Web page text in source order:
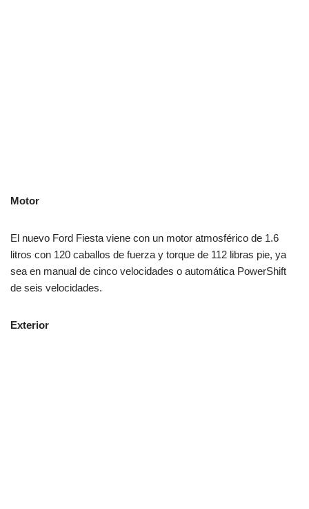
Motor
El nuevo Ford Fiesta viene con un motor atmosférico de 1.6
litros con 120 caballos de fuerza y torque de 112 libras pie, ya
sea en manual de cinco velocidades o automática PowerShift
de seis velocidades.
Exterior